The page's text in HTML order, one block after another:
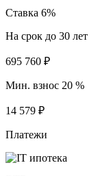
Ставка 6%
На срок до 30 лет
695 760 ₽
Мин. взнос 20 %
14 579 ₽
Платежи